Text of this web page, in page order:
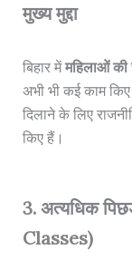
मुख्य मुद्दा
बिहार मेंमहिलाओं की
अभी भी कई काम
दिलाने के लिए
किए हैं।
3. अत्यधिक
Classes)